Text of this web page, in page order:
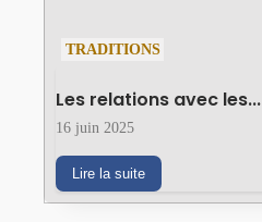
TRADITIONS
Les relations avec les...
16 juin 2025
Lire la suite